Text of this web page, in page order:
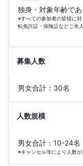
独身・対象年齢であ
※すべての参加者の皆様に
転免許証・保険証などご本
募集人数
男女合計：30名
人数規模
男女合計：10-24名
※キャンセル等により人数が